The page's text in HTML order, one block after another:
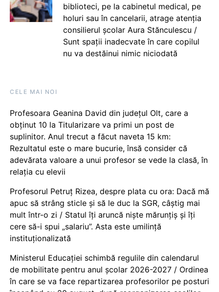
biblioteci, pe la cabinetul medical, pe
holuri sau în cancelarii, atrage atenția
consilierul școlar Aura Stănculescu /
Sunt spații inadecvate în care copilul
nu va destăinui nimic niciodată
CELE MAI NOI
Profesoara Geanina David din județul Olt, care a
obținut 10 la Titularizare va primi un post de
suplinitor. Anul trecut a făcut naveta 15 km:
Rezultatul este o mare bucurie, însă consider că
adevărata valoare a unui profesor se vede la clasă, în
relația cu elevii
Profesorul Petruț Rizea, despre plata cu ora: Dacă mă
apuc să strâng sticle și să le duc la SGR, câștig mai
mult într-o zi / Statul îți aruncă niște mărunțiș și îți
cere să-i spui „salariu”. Asta este umilință
instituționalizată
Ministerul Educației schimbă regulile din calendarul
de mobilitate pentru anul școlar 2026-2027 / Ordinea
în care se va face repartizarea profesorilor pe posturi